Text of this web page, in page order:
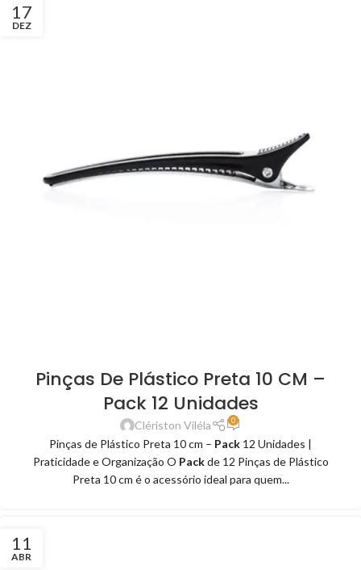
17
DEZ
Pinças De Plástico Preta 10 CM –
Pack 12 Unidades
Clériston Viléla 0
Pinças de Plástico Preta 10 cm – Pack 12 Unidades |
Praticidade e Organização O Packde 12 Pinças de Plástico
Preta 10 cm é o acessório ideal para quem...
11
ABR